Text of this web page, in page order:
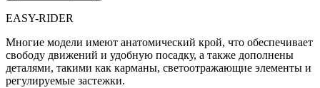
EASY-RIDER
Многие модели имеют анатомический крой, что обеспечивает
свободу движений и удобную посадку, а также дополнены
деталями, такими как карманы, светоотражающие элементы и
регулируемые застежки.